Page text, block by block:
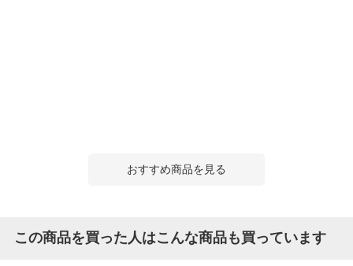
おすすめ商品を見る
この商品を買った人はこんな商品も買っています